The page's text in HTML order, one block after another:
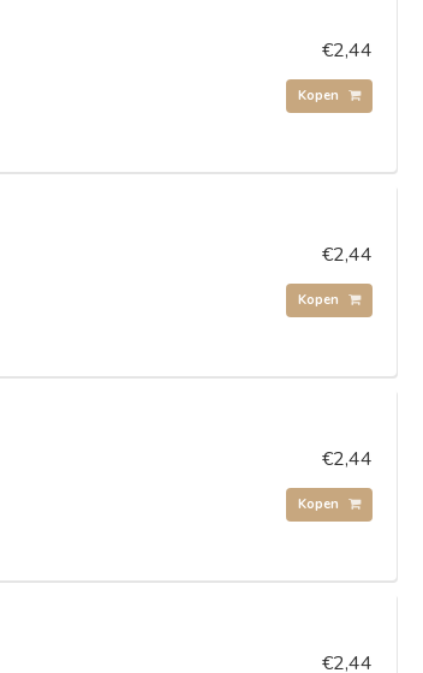
€2,44
Kopen
€2,44
Kopen
€2,44
Kopen
€2,44